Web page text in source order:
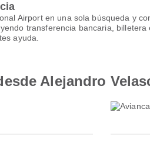
Airport en una sola búsqueda y
transferencia bancaria,
ayuda.
Alejandro